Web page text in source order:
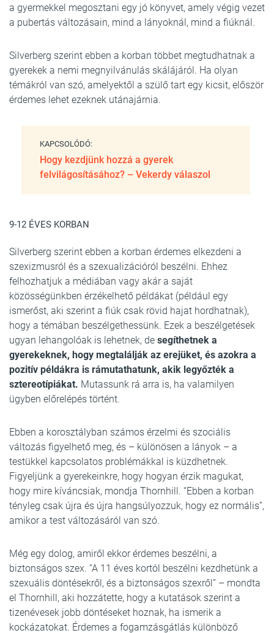
a gyermekkel megosztani egy jó könyvet, amely végig vezet
a pubertás változásain, mind a lányoknál, mind a fiúknál.
Silverberg szerint ebben a korban többet megtudhatnak a
gyerekek a nemi megnyilvánulás skálájáról. Ha olyan
témákról van szó, amelyektől a szülő tart egy kicsit, először
érdemes lehet ezeknek utánajárnia.
KAPCSOLÓDÓ:
Hogy kezdjünk hozzá a gyerek
felvilágosításához? – Vekerdy válaszol
9-12 ÉVES KORBAN
Silverberg szerint ebben a korban érdemes elkezdeni a
szexizmusról és a szexualizációról beszélni. Ehhez
felhozhatjuk a médiában vagy akár a saját
közösségünkben érzékelhető példákat (például egy
ismerőst, aki szerint a fiúk csak rövid hajat hordhatnak),
hogy a témában beszélgethessünk. Ezek a beszélgetések
ugyan lehangolóak is lehetnek, de segíthetnek a
gyerekeknek, hogy megtalálják az erejüket, és azokra a
pozitív példákra is rámutathatunk, akik legyőzték a
sztereotípiákat. Mutassunk rá arra is, ha valamilyen
ügyben előrelépés történt.
Ebben a korosztályban számos érzelmi és szociális
változás figyelhető meg, és – különösen a lányok – a
testükkel kapcsolatos problémákkal is küzdhetnek.
Figyeljünk a gyerekeinkre, hogy hogyan érzik magukat,
hogy mire kíváncsiak, mondja Thornhill. “Ebben a korban
tényleg csak újra és újra hangsúlyozzuk, hogy ez normális”,
amikor a test változásáról van szó.
Még egy dolog, amiről ekkor érdemes beszélni, a
biztonságos szex. “A 11 éves kortól beszélni kezdhetünk a
szexuális döntésekről, és a biztonságos szexről” – mondta
el Thornhill, aki hozzátette, hogy a kutatások szerint a
tizenévesek jobb döntéseket hoznak, ha ismerik a
kockázatokat. Érdemes a fogamzásgátlás különböző